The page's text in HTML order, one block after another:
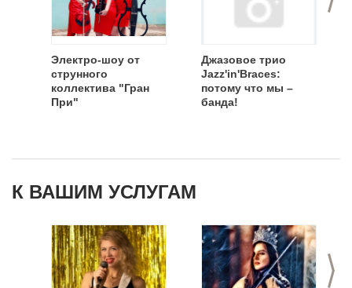
Электро-шоу от
струнного
коллектива "Гран
При"
Джазовое трио
Jazz'in'Braces:
потому что мы –
банда!
К ВАШИМ УСЛУГАМ
>